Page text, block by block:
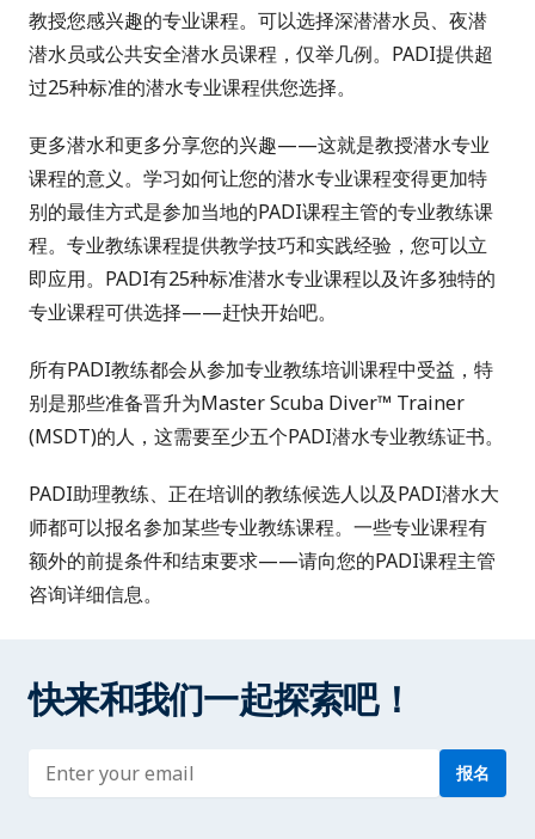
教授您感兴趣的专业课程。可以选择深潜潜水员、夜潜
潜水员或公共安全潜水员课程，仅举几例。PADI提供超
过25种标准的潜水专业课程供您选择。
更多潜水和更多分享您的兴趣——这就是教授潜水专业
课程的意义。学习如何让您的潜水专业课程变得更加特
别的最佳方式是参加当地的PADI课程主管的专业教练课
程。专业教练课程提供教学技巧和实践经验，您可以立
即应用。PADI有25种标准潜水专业课程以及许多独特的
专业课程可供选择——赶快开始吧。
所有PADI教练都会从参加专业教练培训课程中受益，特
别是那些准备晋升为Master Scuba Diver™ Trainer
(MSDT)的人，这需要至少五个PADI潜水专业教练证书。
PADI助理教练、正在培训的教练候选人以及PADI潜水大
师都可以报名参加某些专业教练课程。一些专业课程有
额外的前提条件和结束要求——请向您的PADI课程主管
咨询详细信息。
快来和我们一起探索吧！
Enter address 报名